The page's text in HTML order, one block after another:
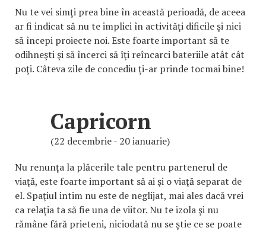
Nu te vei simţi prea bine în această perioadă, de aceea
ar fi indicat să nu te implici în activităţi dificile şi nici
să începi proiecte noi. Este foarte important să te
odihneşti şi să încerci să îţi reîncarci bateriile atât cât
poţi. Câteva zile de concediu ţi-ar prinde tocmai bine!
Capricorn
(22 decembrie - 20 ianuarie)
Nu renunţa la plăcerile tale pentru partenerul de
viaţă, este foarte important să ai şi o viaţă separat de
el. Spaţiul intim nu este de neglijat, mai ales dacă vrei
ca relaţia ta să fie una de viitor. Nu te izola şi nu
rămâne fără prieteni, niciodată nu se ştie ce se poate